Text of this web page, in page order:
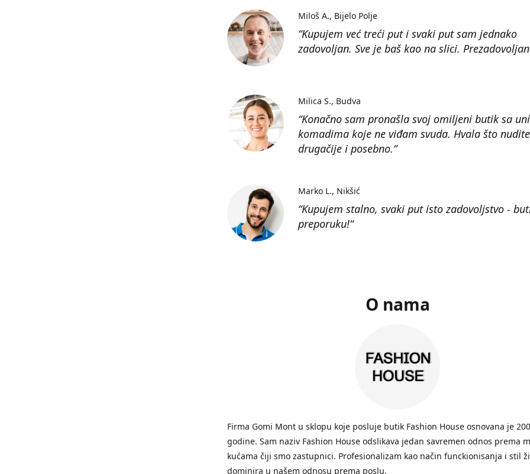
“Kupujem već treći put i svaki put sam jednako
zadovoljan. Sve je baš kao na slici.
Miloš A. Bijelo Polje
“Konačno sam pronašla svoj omiljeni butik sa
komadima koje ne viđam svuda. Hvala što
drugačije i posebno.“
Milica S. Budva
“Kupujem stalno, svaki put isto zadovoljstvo -
preporuku!“
Marko L. Nikšić
O nama
Firma Gomi Mont u sklopu koje posluje butik Fashion House osnovana je
godine. Sam naziv Fashion House odslikava jedan savremen odnos prema
kućama čiji smo zastupnici. Profesionalizam kao način funckionisanja i stil
dominira u našem odnosu prema poslu.